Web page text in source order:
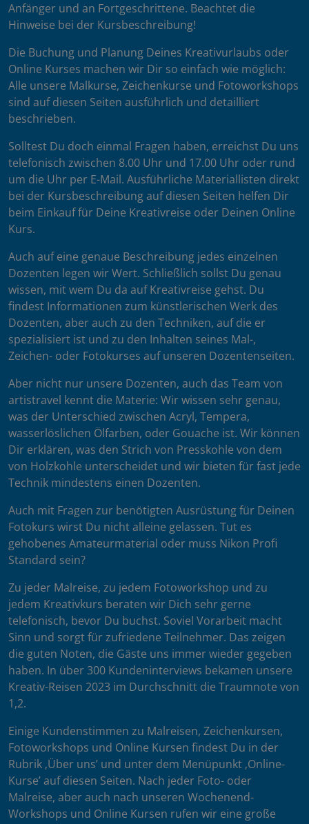
Anfänger und an Fortgeschrittene. Beachtet die
Hinweise bei der Kursbeschreibung!
Die Buchung und Planung Deines Kreativurlaubs oder
Online Kurses machen wir Dir so einfach wie möglich:
Alle unsere Malkurse, Zeichenkurse und Fotoworkshops
sind auf diesen Seiten ausführlich und detailliert
beschrieben.
Solltest Du doch einmal Fragen haben, erreichst Du uns
telefonisch zwischen 8.00 Uhr und 17.00 Uhr oder rund
um die Uhr per E-Mail. Ausführliche Materiallisten direkt
bei der Kursbeschreibung auf diesen Seiten helfen Dir
beim Einkauf für Deine Kreativreise oder Deinen Online
Kurs.
Auch auf eine genaue Beschreibung jedes einzelnen
Dozenten legen wir Wert. Schließlich sollst Du genau
wissen, mit wem Du da auf Kreativreise gehst. Du
findest Informationen zum künstlerischen Werk des
Dozenten, aber auch zu den Techniken, auf die er
spezialisiert ist und zu den Inhalten seines Mal-,
Zeichen- oder Fotokurses auf unseren Dozentenseiten.
Aber nicht nur unsere Dozenten, auch das Team von
artistravel kennt die Materie: Wir wissen sehr genau,
was der Unterschied zwischen Acryl, Tempera,
wasserlöslichen Ölfarben, oder Gouache ist. Wir können
Dir erklären, was den Strich von Presskohle von dem
von Holzkohle unterscheidet und wir bieten für fast jede
Technik mindestens einen Dozenten.
Auch mit Fragen zur benötigten Ausrüstung für Deinen
Fotokurs wirst Du nicht alleine gelassen. Tut es
gehobenes Amateurmaterial oder muss Nikon Profi
Standard sein?
Zu jeder Malreise, zu jedem Fotoworkshop und zu
jedem Kreativkurs beraten wir Dich sehr gerne
telefonisch, bevor Du buchst. Soviel Vorarbeit macht
Sinn und sorgt für zufriedene Teilnehmer. Das zeigen
die guten Noten, die Gäste uns immer wieder gegeben
haben. In über 300 Kundeninterviews bekamen unsere
Kreativ-Reisen 2023 im Durchschnitt die Traumnote von
1,2.
Einige Kundenstimmen zu Malreisen, Zeichenkursen,
Fotoworkshops und Online Kursen findest Du in der
Rubrik ‚Über uns’ und unter dem Menüpunkt ‚Online-
Kurse’ auf diesen Seiten. Nach jeder Foto- oder
Malreise, aber auch nach unseren Wochenend-
Workshops und Online Kursen rufen wir eine große